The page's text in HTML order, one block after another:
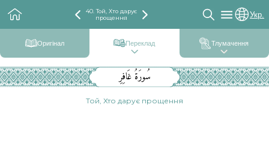
40. Той, Хто дарує
прощення
Укр.
Оригінал Переклад Тлумачення
سُورَةُ غَافِرِ
Той, Хто дарує прощення